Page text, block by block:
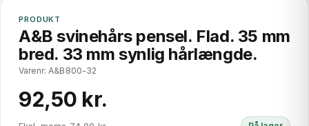
PRODUKT
A&B svinehårs pensel. Flad. 35 mm
bred. 33 mm synlig hårlængde.
Varenr: A&B800-32
92,50 kr.